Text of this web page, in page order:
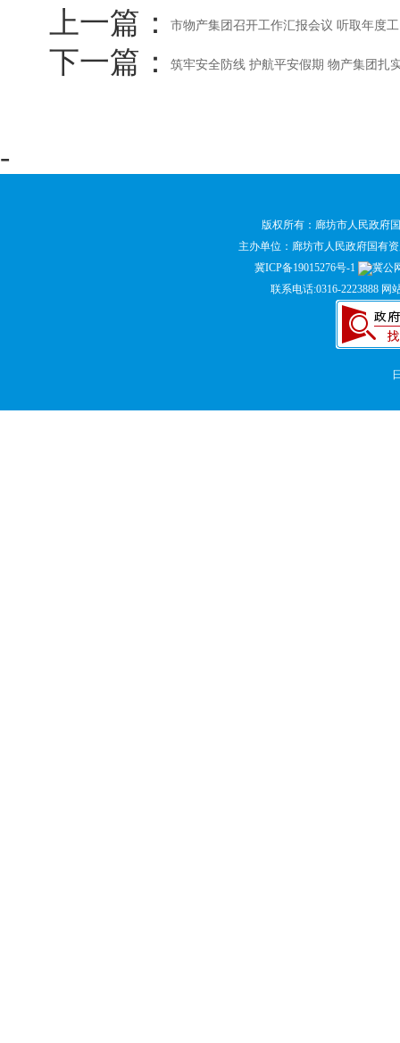
上一篇： 市物产集团召开工作汇报会议 听取年度
下一篇： 筑牢安全防线 护航平安假期 物产集团扎
-
版权所有：廊坊市人民政府
主办单位：廊坊市人民政府国有
冀ICP备19015276号-1
冀公
联系电话:0316-2223888 网